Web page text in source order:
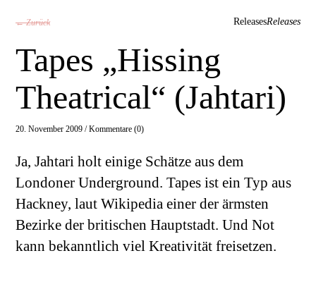
← Zurück ReleasesReleases
Tapes „Hissing
Theatrical“ (Jahtari)
20. November 2009 /Kommentare (0)
Ja, Jahtari holt einige Schätze aus dem
Londoner Underground. Tapes ist ein Typ aus
Hackney, laut Wikipedia einer der ärmsten
Bezirke der britischen Hauptstadt. Und Not
kann bekanntlich viel Kreativität freisetzen.